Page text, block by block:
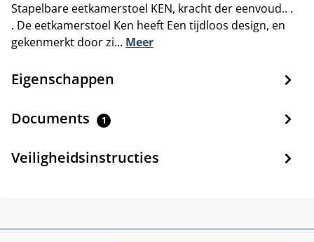
Stapelbare eetkamerstoel KEN, kracht der eenvoud.. .
. De eetkamerstoel Ken heeft Een tijdloos design, en
gekenmerkt door zi… Meer
Eigenschappen
Documents 1
Veiligheidsinstructies